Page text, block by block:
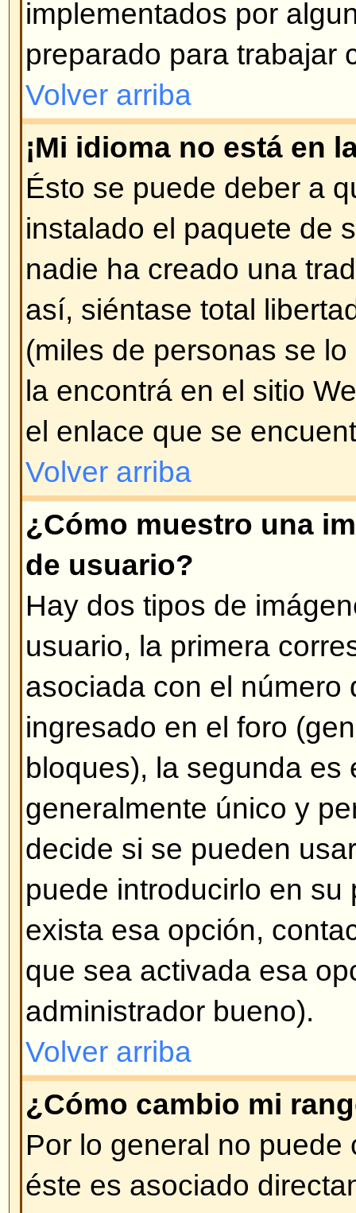
registrarse para poder crear
que tiene en cada lugar del foro
parte inferior de cada página (
Puede hacer encuestas..
Volver arriba
¿Cómo modifico o borro un
A menos que sea administrador
sólo puede borrar o modificar
ingresado Ud. mismo. Puede
pulsando enEditar. Si alguien
mensaje, encontrará un
diciendo que ha sido
hecho. No aparece si fue un
administrador el que lo modificó
veces se deja un mensaje
Volver arriba
¿Cómo adoso mi firma a mis
Para adosar una firma en sus
que crear una firma
modificando su perfil. Una vez
opciónAgregar firmacuando
También puede activar la
agregue su firma a los
su perfil) y puede evitar que se
mensaje en particular al crearlo.
Volver arriba
¿Cómo creo una encuesta?
Crear una encuesta es fácil --
tema (o modifica el primer
opciónCrear una encuestaen la
formulario de mensaje. Si no ve
probablemente las encuestas
tiene permisos para crearlas.
para la encuesta y por lo menos
votación -- para agregar una
pulse en Agregar opción.
encuesta por tiempo (0 [cero]
de tiempo). También habrá un